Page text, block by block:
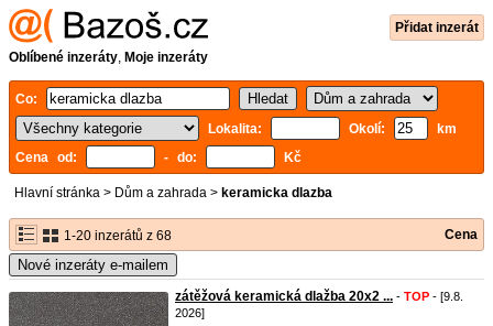
Přidat inzerát
Oblíbené inzeráty, Moje inzeráty
Co:
Lokalita:
Okolí:
km
Cena od:
- do: Kč
Hlavní stránka > Dům a zahrada > keramicka dlazba
1-20 inzerátů z 68 Cena
Nové inzeráty e-mailem
zátěžová keramická dlažba 20x2 ... - TOP - [9.8.
2026]